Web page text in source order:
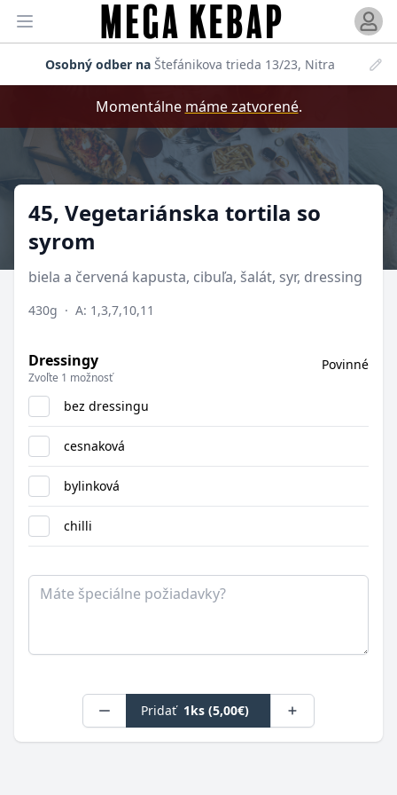
Otvoriť menu
Osobný odber naŠtefánikova trieda 13/23, Nitra
Momentálne máme zatvorené.
Produkt
45, Vegetariánska tortila so
syrom
biela a červená kapusta, cibuľa, šalát, syr, dressing
430g · A: 1,3,7,10,11
Dressingy
Zvoľte 1 možnosť
Povinné
bez dressingu
cesnaková
bylinková
chilli
Poznámka
Pridať 1ks (5,00€)